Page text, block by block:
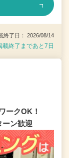
了日： 2026/08/14
載終了まであと7日
ークOK！
ン歓迎